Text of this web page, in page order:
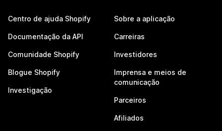
Centro de ajuda Shopify
Documentação da API
Comunidade Shopify
Blogue Shopify
Investigação
Sobre a aplicação
Carreiras
Investidores
Imprensa e meios de
comunicação
Parceiros
Afiliados